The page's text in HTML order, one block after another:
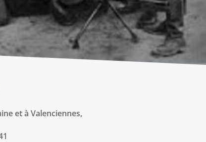
et à Valenciennes,